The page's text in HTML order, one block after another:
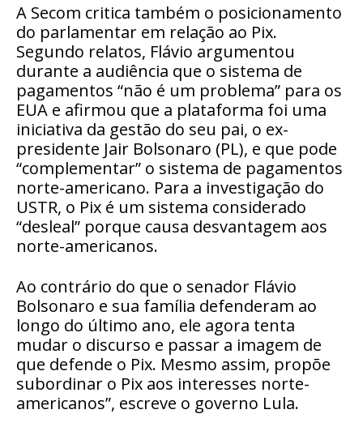
A Secom critica também o posicionamento
do parlamentar em relação ao Pix.
Segundo relatos, Flávio argumentou
durante a audiência que o sistema de
pagamentos “não é um problema” para os
EUA e afirmou que a plataforma foi uma
iniciativa da gestão do seu pai, o ex-
presidente Jair Bolsonaro (PL), e que pode
“complementar” o sistema de pagamentos
norte-americano. Para a investigação do
USTR, o Pix é um sistema considerado
“desleal” porque causa desvantagem aos
norte-americanos.
Ao contrário do que o senador Flávio
Bolsonaro e sua família defenderam ao
longo do último ano, ele agora tenta
mudar o discurso e passar a imagem de
que defende o Pix. Mesmo assim, propõe
subordinar o Pix aos interesses norte-
americanos”, escreve o governo Lula.